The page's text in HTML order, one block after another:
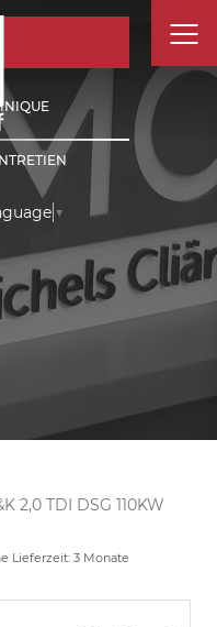
▼
2,0 TDI DSG 110KW
Lieferzeit: 3 Monate